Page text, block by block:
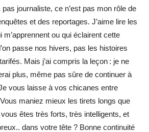
journaliste, ce n’est pas mon rôle de
et des reportages. J’aime lire les
m’apprennent ou qui éclairent cette
passe nos hivers, pas les histoires
Mais j’ai compris la leçon : je ne
plus, même pas sûre de continuer à
vous laisse à vos chicanes entre
maniez mieux les tirets longs que
êtes très forts, très intelligents, et
dans votre tête ? Bonne continuité